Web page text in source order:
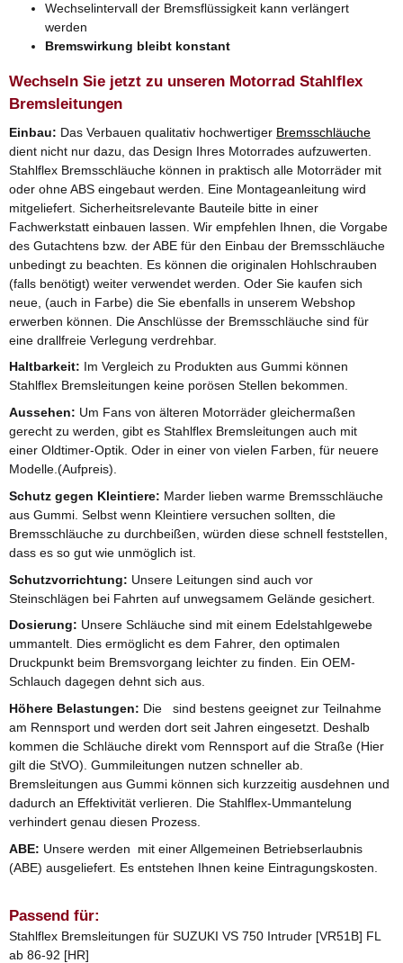
Wechselintervall der Bremsflüssigkeit kann verlängert
werden
Bremswirkung bleibt konstant
Wechseln Sie jetzt zu unseren Motorrad Stahlflex
Bremsleitungen
Einbau: Das Verbauen qualitativ hochwertiger Bremsschläuche
dient nicht nur dazu, das Design Ihres Motorrades aufzuwerten.
Stahlflex Bremsschläuche können in praktisch alle Motorräder mit
oder ohne ABS eingebaut werden. Eine Montageanleitung wird
mitgeliefert. Sicherheitsrelevante Bauteile bitte in einer
Fachwerkstatt einbauen lassen. Wir empfehlen Ihnen, die Vorgabe
des Gutachtens bzw. der ABE für den Einbau der Bremsschläuche
unbedingt zu beachten. Es können die originalen Hohlschrauben
(falls benötigt) weiter verwendet werden. Oder Sie kaufen sich
neue, (auch in Farbe) die Sie ebenfalls in unserem Webshop
erwerben können. Die Anschlüsse der Bremsschläuche sind für
eine drallfreie Verlegung verdrehbar.
Haltbarkeit: Im Vergleich zu Produkten aus Gummi können
Stahlflex Bremsleitungen keine porösen Stellen bekommen.
Aussehen: Um Fans von älteren Motorräder gleichermaßen
gerecht zu werden, gibt es Stahlflex Bremsleitungen auch mit
einer Oldtimer-Optik. Oder in einer von vielen Farben, für neuere
Modelle.(Aufpreis).
Schutz gegen Kleintiere: Marder lieben warme Bremsschläuche
aus Gummi. Selbst wenn Kleintiere versuchen sollten, die
Bremsschläuche zu durchbeißen, würden diese schnell feststellen,
dass es so gut wie unmöglich ist.
Schutzvorrichtung: Unsere Leitungen sind auch vor
Steinschlägen bei Fahrten auf unwegsamem Gelände gesichert.
Dosierung: Unsere Schläuche sind mit einem Edelstahlgewebe
ummantelt. Dies ermöglicht es dem Fahrer, den optimalen
Druckpunkt beim Bremsvorgang leichter zu finden. Ein OEM-
Schlauch dagegen dehnt sich aus.
Höhere Belastungen: Die sind bestens geeignet zur Teilnahme
am Rennsport und werden dort seit Jahren eingesetzt. Deshalb
kommen die Schläuche direkt vom Rennsport auf die Straße (Hier
gilt die StVO). Gummileitungen nutzen schneller ab.
Bremsleitungen aus Gummi können sich kurzzeitig ausdehnen und
dadurch an Effektivität verlieren. Die Stahlflex-Ummantelung
verhindert genau diesen Prozess.
ABE: Unsere werden mit einer Allgemeinen Betriebserlaubnis
(ABE) ausgeliefert. Es entstehen Ihnen keine Eintragungskosten.
Passend für:
Stahlflex Bremsleitungen für SUZUKI VS 750 Intruder [VR51B] FL
ab 86-92 [HR]